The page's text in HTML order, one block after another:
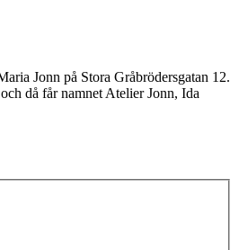
Jonn på Stora Gråbrödersgatan 12.
då får namnet Atelier Jonn, Ida